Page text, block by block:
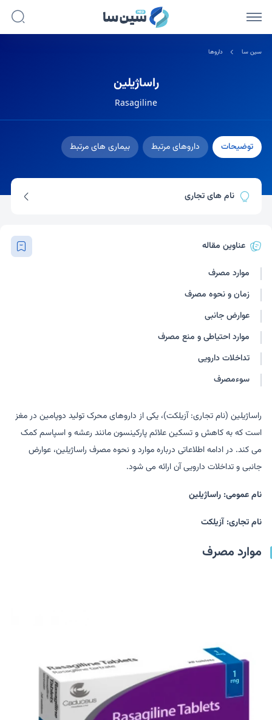
سین سا داروها
راساژیلین
Rasagiline
توضیحات داروهای مرتبط بیماری های مرتبط
نام های تجاری
عناوین مقاله
موارد مصرف
زمان و نحوه مصرف
عوارض جانبی
موارد احتیاطی و منع مصرف
تداخلات دارویی
سوءمصرف
راساژیلین (نام تجاری: آزیلکت)، یکی از داروهای محرک تولید دوپامین در مغز
است که به کاهش و تسکین علائم پارکینسون مانند رعشه و اسپاسم کمک
می کند. در ادامه اطلاعاتی درباره موارد و نحوه مصرف راساژیلین، عوارض
جانبی و تداخلات دارویی آن ارائه می شود.
نام عمومی: راساژیلین
نام تجاری: آزیلکت
موارد مصرف